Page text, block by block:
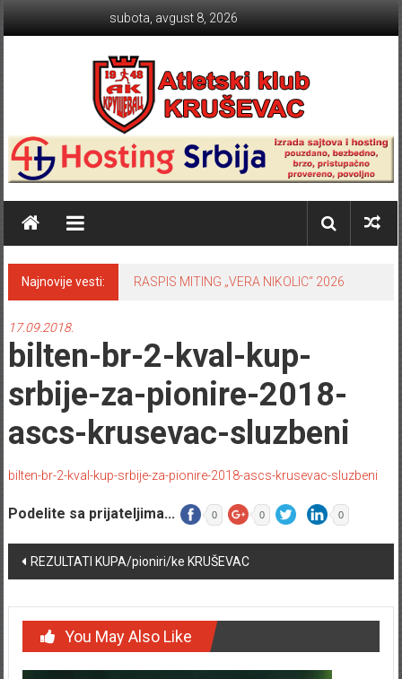
subota, avgust 8, 2026
Atletski klub KRUŠEVAC
Najnovije vesti: RASPIS MITING „VERA NIKOLIC“ 2026
17.09.2018.
bilten-br-2-kval-kup-
srbije-za-pionire-2018-
ascs-krusevac-sluzbeni
bilten-br-2-kval-kup-srbije-za-pionire-2018-ascs-krusevac-sluzbeni
Podelite sa prijateljima... 0 0 0
Post navigation
REZULTATI KUPA/pioniri/ke KRUŠEVAC
You May Also Like